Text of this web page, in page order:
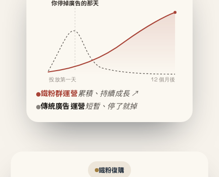
你停掉廣告的那天
投放第一天 12 個月後
鐵粉群運營累積、持續成長 ↗
傳統廣告運營短暫、停了就掉
鐵粉復購